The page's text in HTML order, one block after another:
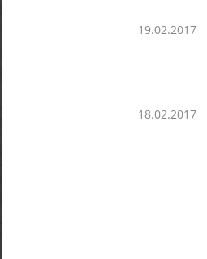
19.02.2017
18.02.2017